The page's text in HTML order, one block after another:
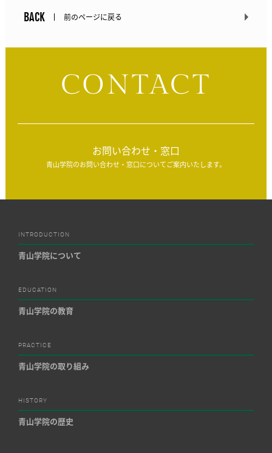
BACK 前のページに戻る
CONTACT
お問い合わせ・窓口
青山学院のお問い合わせ・窓口についてご案内いたします。
INTRODUCTION
青山学院について
EDUCATION
青山学院の教育
PRACTICE
青山学院の取り組み
HISTORY
青山学院の歴史